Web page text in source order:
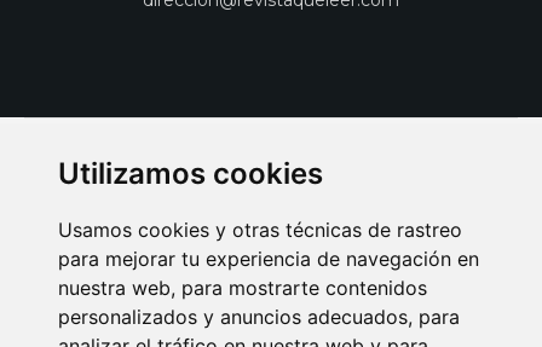
Utilizamos cookies
Usamos cookies y otras técnicas de rastreo
para mejorar tu experiencia de navegación en
nuestra web, para mostrarte contenidos
personalizados y anuncios adecuados, para